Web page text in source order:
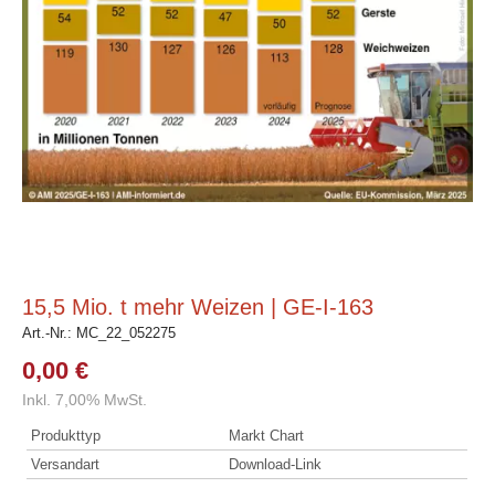
15,5 Mio. t mehr Weizen | GE-I-163
Art.-Nr.: MC_22_052275
0,00 €
Inkl. 7,00% MwSt.
Produkttyp
Markt Chart
Versandart
Download-Link